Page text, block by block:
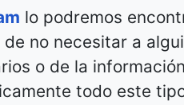
lo podremos
no necesitar a
o de la
todo este